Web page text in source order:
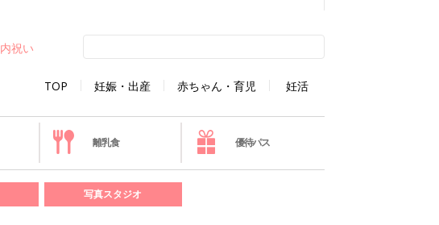
TOP 妊娠・出産 赤ちゃん・育児 妊活
内祝い
離乳食 優待パス
写真スタジオ